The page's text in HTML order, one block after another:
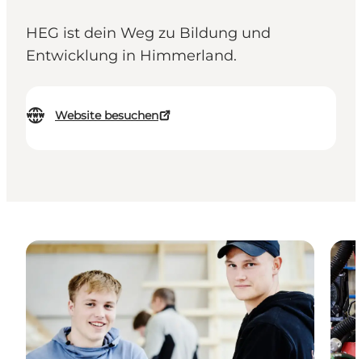
HEG ist dein Weg zu Bildung und
Entwicklung in Himmerland.
Website besuchen